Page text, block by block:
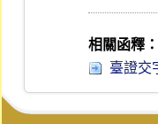
相關函釋：
臺證交